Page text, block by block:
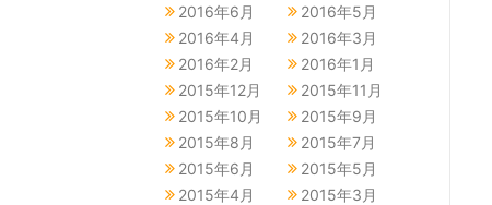
2016年6月
2016年5月
2016年4月
2016年3月
2016年2月
2016年1月
2015年12月
2015年11月
2015年10月
2015年9月
2015年8月
2015年7月
2015年6月
2015年5月
2015年4月
2015年3月